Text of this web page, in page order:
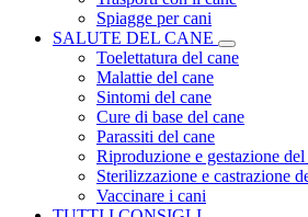
Spiagge per cani
SALUTE DEL CANE
Toelettatura del cane
Malattie del cane
Sintomi del cane
Cure di base del cane
Parassiti del cane
Riproduzione e gestazione del
Sterilizzazione e castrazione
Vaccinare i cani